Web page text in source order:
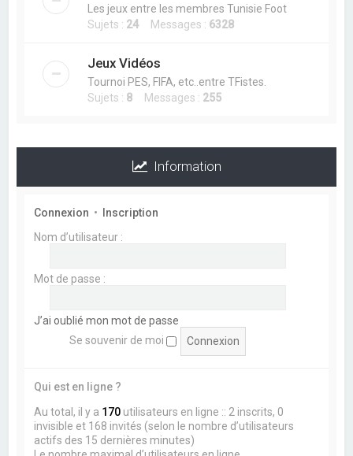
Les jeux entre les membres Tunisie Foot
Sujets : 24 Messages : 6328
Jeux Vidéos
Tournoi PES, FIFA, etc..entre TFistes.
Sujets : 8 Messages : 255
Information
Connexion •
Inscription
Nom d’utilisateur :
Mot de passe :
J’ai oublié mon mot de passe
Se souvenir de moi
Qui est en ligne ?
Au total, il y a 170 utilisateurs en ligne :: 2 inscrits, 0
invisible et 168 invités (selon le nombre d’utilisateurs
actifs des 15 dernières minutes)